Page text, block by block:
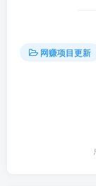
网赚项目更新